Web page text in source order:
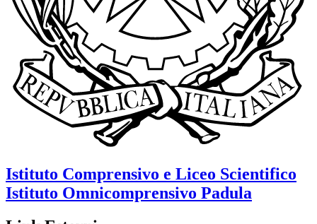
Istituto Comprensivo e Liceo Scientifico
Istituto Omnicomprensivo Padula